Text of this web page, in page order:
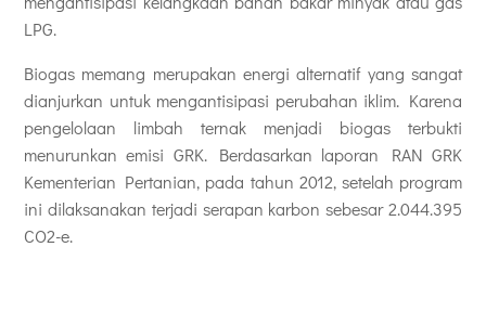
LPG.
Biogas memang merupakan energi alternatif yang sangat
dianjurkan untuk mengantisipasi perubahan iklim. Karena
pengelolaan limbah ternak menjadi biogas terbukti
menurunkan emisi GRK. Berdasarkan laporan RAN GRK
Kementerian Pertanian, pada tahun 2012, setelah program
ini dilaksanakan terjadi serapan karbon sebesar 2.044.395
CO2-e.